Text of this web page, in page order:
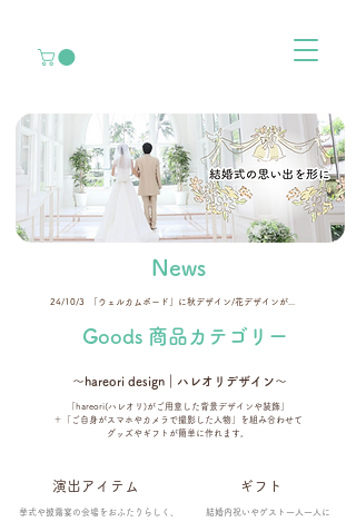
24/10/3
News
Goods 商品カテゴリー
〜hareori design｜ハレオリデザイン〜
「hareori(ハレオリ)が ご 用意した背景デザインや装飾」
＋「ご自身がスマホやカメラで撮影した人物」を組み合わせて
グッズやギフトが簡単に作れます。
挙式や披露宴の会場をおふたりらしく、
結婚内祝いやゲスト一人一人に
演出アイテム ギフト